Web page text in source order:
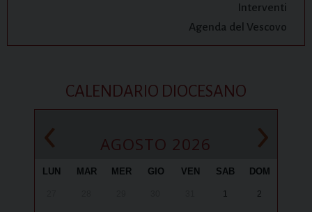
Interventi
Agenda del Vescovo
CALENDARIO DIOCESANO
‹ AGOSTO 2026 ›
LUN MAR MER GIO VEN SAB DOM
1 2